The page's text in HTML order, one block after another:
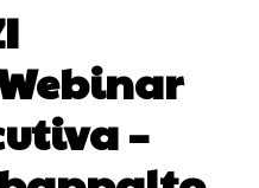
Webinar
–